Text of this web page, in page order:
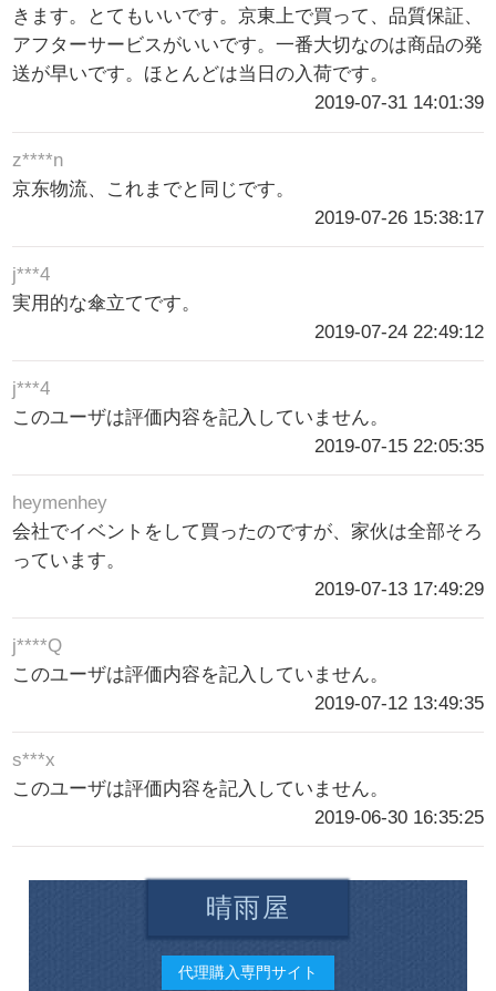
きます。とてもいいです。京東上で買って、品質保証、
アフターサービスがいいです。一番大切なのは商品の発
送が早いです。ほとんどは当日の入荷です。
2019-07-31 14:01:39
z****n
京东物流、これまでと同じです。
2019-07-26 15:38:17
j***4
実用的な傘立てです。
2019-07-24 22:49:12
j***4
このユーザは評価内容を記入していません。
2019-07-15 22:05:35
heymenhey
会社でイベントをして買ったのですが、家伙は全部そろ
っています。
2019-07-13 17:49:29
j****Q
このユーザは評価内容を記入していません。
2019-07-12 13:49:35
s***x
このユーザは評価内容を記入していません。
2019-06-30 16:35:25
晴雨屋
代理購入専門サイト